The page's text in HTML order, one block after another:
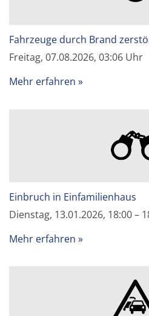
Fahrzeuge durch Brand
Freitag, 07.08.2026, 03:06 Uhr
Mehr erfahren
Einbruch in Einfamilienhaus
Dienstag, 13.01.2026, 18:00 –
Mehr erfahren